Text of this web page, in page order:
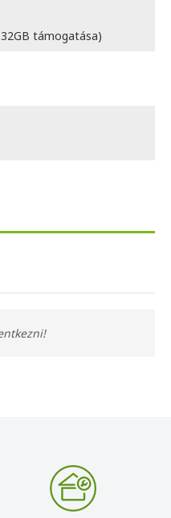
támogatása)